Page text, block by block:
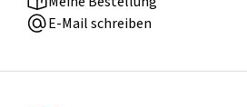
E-Mail schreiben